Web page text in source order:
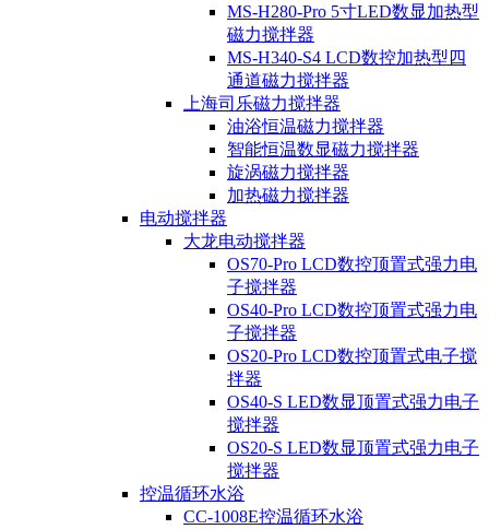
MS-H280-Pro 5寸LED数显加热型
磁力搅拌器
MS-H340-S4 LCD数控加热型四
通道磁力搅拌器
上海司乐磁力搅拌器
油浴恒温磁力搅拌器
智能恒温数显磁力搅拌器
旋涡磁力搅拌器
加热磁力搅拌器
电动搅拌器
大龙电动搅拌器
OS70-Pro LCD数控顶置式强力电
子搅拌器
OS40-Pro LCD数控顶置式强力电
子搅拌器
OS20-Pro LCD数控顶置式电子搅
拌器
OS40-S LED数显顶置式强力电子
搅拌器
OS20-S LED数显顶置式强力电子
搅拌器
控温循环水浴
CC-1008E控温循环水浴